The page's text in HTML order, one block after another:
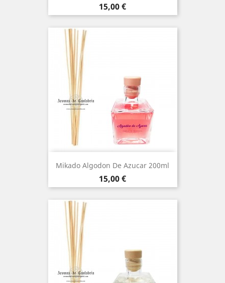
Precio
15,00 €
Mikado Algodon De Azucar 200ml
Precio
15,00 €